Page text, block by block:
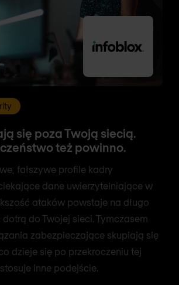
się poza Twoją siecią.
też powinno.
fałszywe profile kadry
dane uwierzytelniające w
ataków powstaje na długo
do Twojej sieci. Tymczasem
zabezpieczające skupiają się
dzieje się po przekroczeniu tej
inne podejście.